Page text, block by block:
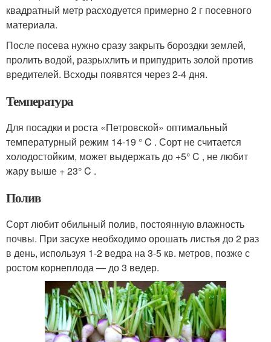
квадратный метр расходуется примерно 2 г посевного
материала.
После посева нужно сразу закрыть бороздки землей,
пролить водой, разрыхлить и припудрить золой против
вредителей. Всходы появятся через 2-4 дня.
Температура
Для посадки и роста «Петровской» оптимальный
температурный режим 14-19 ° C . Сорт не считается
холодостойким, может выдержать до +5° C , не любит
жару выше + 23° C .
Полив
Сорт любит обильный полив, постоянную влажность
почвы. При засухе необходимо орошать листья до 2 раз
в день, используя 1-2 ведра на 3-5 кв. метров, позже с
ростом корнеплода — до 3 ведер.